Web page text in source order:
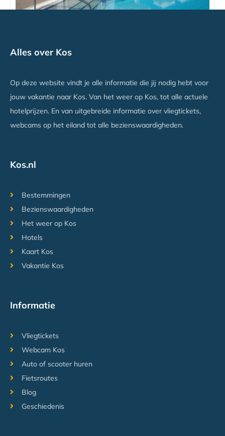
Alles over Kos
Op deze website vindt je alle informatie die jij nodig hebt voor
jouw vakantie naar Kos. Van het weer op Kos, tot alle actuele
hotelprijzen. En van uitgebreide informatie over vliegtickets,
webcams op het eiland tot alle bezienswaardigheden.
Kos.nl
Bestemmingen
Bezienswaardigheden
Het weer op Kos
Hotels
Kaart Kos
Vakantie Kos
Informatie
Vliegtickets
Webcam Kos
Auto of scooter huren
Fietsroutes
Blog
Geschiedenis